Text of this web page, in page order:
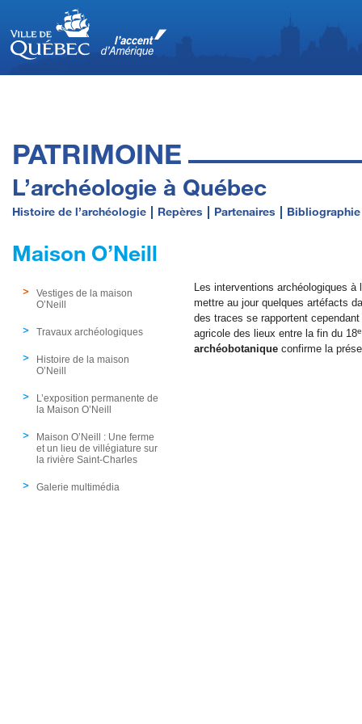
PATRIMOINE
L’archéologie à Québec
Histoire de l’archéologie Repères Partenaires Bibliographie
Maison O’Neill
Vestiges de la maison
O’Neill
Travaux archéologiques
Histoire de la maison
O’Neill
L’exposition permanente de
la Maison O’Neill
Maison O’Neill : Une ferme
et un lieu de villégiature sur
la rivière Saint-Charles
Galerie multimédia
Les interventions archéologiques à
mettre au jour quelques artéfacts
des traces se rapportent
agricole des lieux entre la fin du 18e
archéobotanique confirme la